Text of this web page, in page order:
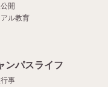
開
ル教育
ンパスライフ
事